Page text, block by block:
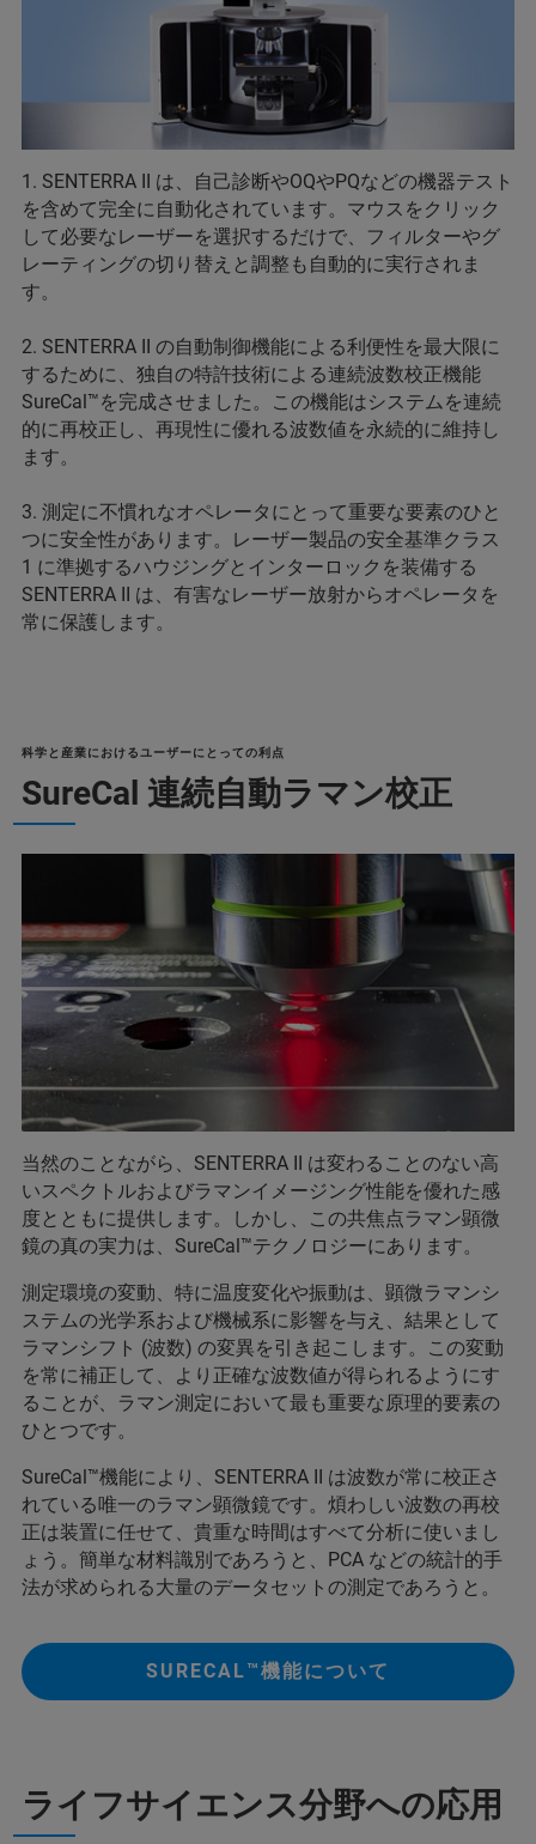
1. SENTERRA II は、自己診断やOQやPQなどの機器テスト
を含めて完全に自動化されています。マウスをクリック
して必要なレーザーを選択するだけで、フィルターやグ
レーティングの切り替えと調整も自動的に実行されま
す。
2. SENTERRA II の自動制御機能による利便性を最大限に
するために、独自の特許技術による連続波数校正機能
SureCal™を完成させました。この機能はシステムを連続
的に再校正し、再現性に優れる波数値を永続的に維持し
ます。
3. 測定に不慣れなオペレータにとって重要な要素のひと
つに安全性があります。レーザー製品の安全基準クラス
1 に準拠するハウジングとインターロックを装備する
SENTERRA II は、有害なレーザー放射からオペレータを
常に保護します。
科学と産業におけるユーザーにとっての利点
SureCal 連続自動ラマン校正
当然のことながら、SENTERRA II は変わることのない高
いスペクトルおよびラマンイメージング性能を優れた感
度とともに提供します。しかし、この共焦点ラマン顕微
鏡の真の実力は、SureCal™テクノロジーにあります。
測定環境の変動、特に温度変化や振動は、顕微ラマンシ
ステムの光学系および機械系に影響を与え、結果として
ラマンシフト (波数) の変異を引き起こします。この変動
を常に補正して、より正確な波数値が得られるようにす
ることが、ラマン測定において最も重要な原理的要素の
ひとつです。
SureCal™機能により、SENTERRA II は波数が常に校正さ
れている唯一のラマン顕微鏡です。煩わしい波数の再校
正は装置に任せて、貴重な時間はすべて分析に使いまし
ょう。簡単な材料識別であろうと、PCA などの統計的手
法が求められる大量のデータセットの測定であろうと。
SURECAL™機能について
ライフサイエンス分野への応用